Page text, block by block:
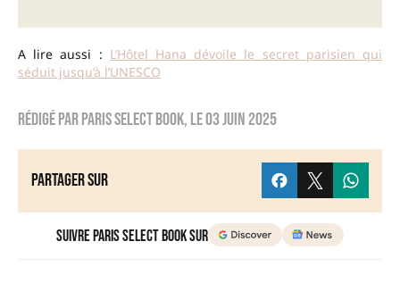
A lire aussi : L’Hôtel Hana dévoile le secret parisien qui
séduit jusqu’à l’UNESCO
Rédigé parParis Select Book, le03 juin 2025
Partager sur
Suivre Paris Select Book sur